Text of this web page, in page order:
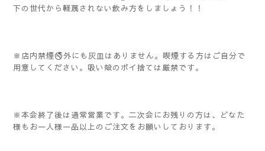
下の世代から軽蔑されない飲み方をしましょう！！
※店内禁煙🚭外にも灰皿はありません。喫煙する方はご自分で
用意してください。吸い殻のポイ捨ては厳禁です。
※本会終了後は通常営業です。二次会にお残りの方は、どなた
様もお一人様一品以上のご注文をお願いしております。